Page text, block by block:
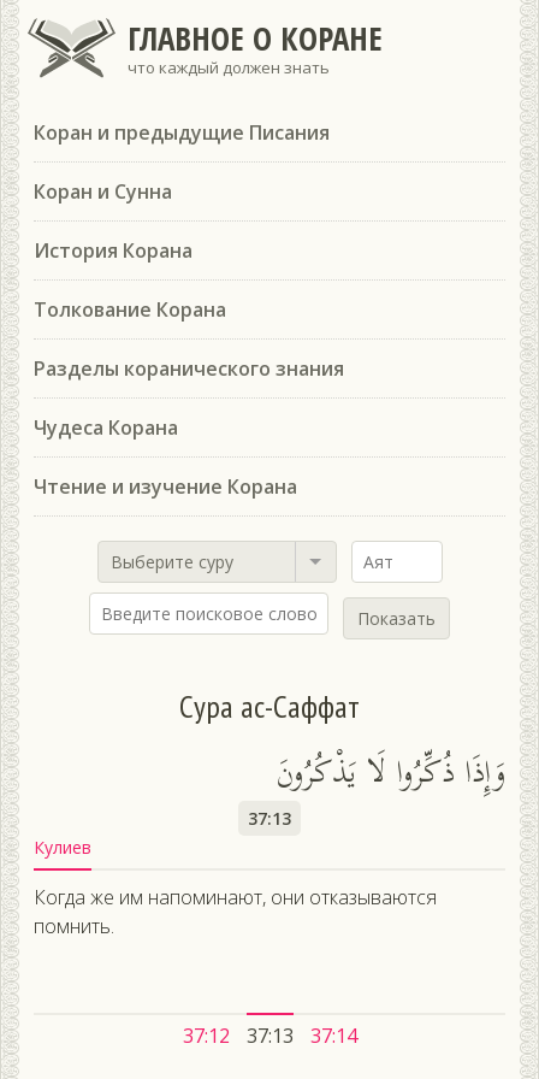
ГЛАВНОЕ О КОРАНЕ
что каждый должен знать
Коран и предыдущие Писания
Коран и Сунна
История Корана
Толкование Корана
Разделы коранического знания
Чудеса Корана
Чтение и изучение Корана
Выберите суру
Показать
Сура ас-Саффат
وَإِذَا ذُكِّرُوا لَا يَذْكُرُونَ
37:13
Кулиев
Когда же им напоминают, они отказываются
помнить.
37:12 37:13 37:14